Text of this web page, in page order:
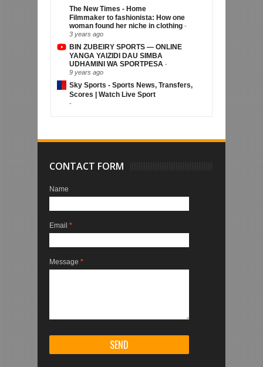
The New Times - Home
Filmmaker to fashionista: How one
woman found her niche in clothing -
3 years ago
BIN ZUBEIRY SPORTS — ONLINE
YANGA YAIZIDI DAU SIMBA
UDHAMINI WA SPORTPESA -
9 years ago
Sky Sports - Sports News, Transfers,
Scores | Watch Live Sport
-
CONTACT FORM
Name
Email *
Message *